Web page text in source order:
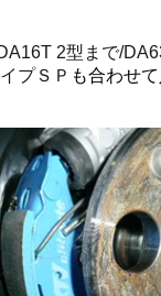
2型まで/
プＳＰ も合わせ